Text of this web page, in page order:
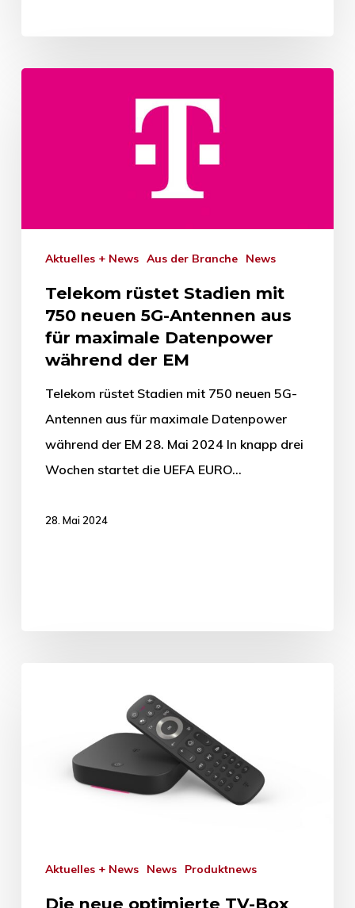
Aktuelles + News Aus der Branche News
Telekom rüstet Stadien mit
750 neuen 5G-Antennen aus
für maximale Datenpower
während der EM
Telekom rüstet Stadien mit 750 neuen 5G-
Antennen aus für maximale Datenpower
während der EM 28. Mai 2024 In knapp drei
Wochen startet die UEFA EURO…
28. Mai 2024
Aktuelles + News News Produktnews
Die neue optimierte TV-Box